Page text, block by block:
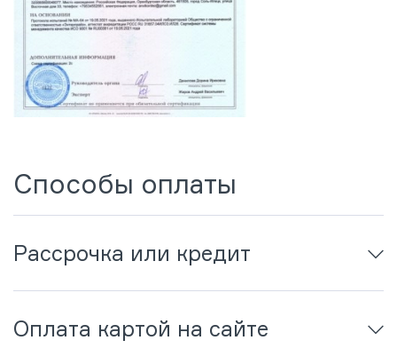
Способы оплаты
Рассрочка или кредит
Оплата картой на сайте